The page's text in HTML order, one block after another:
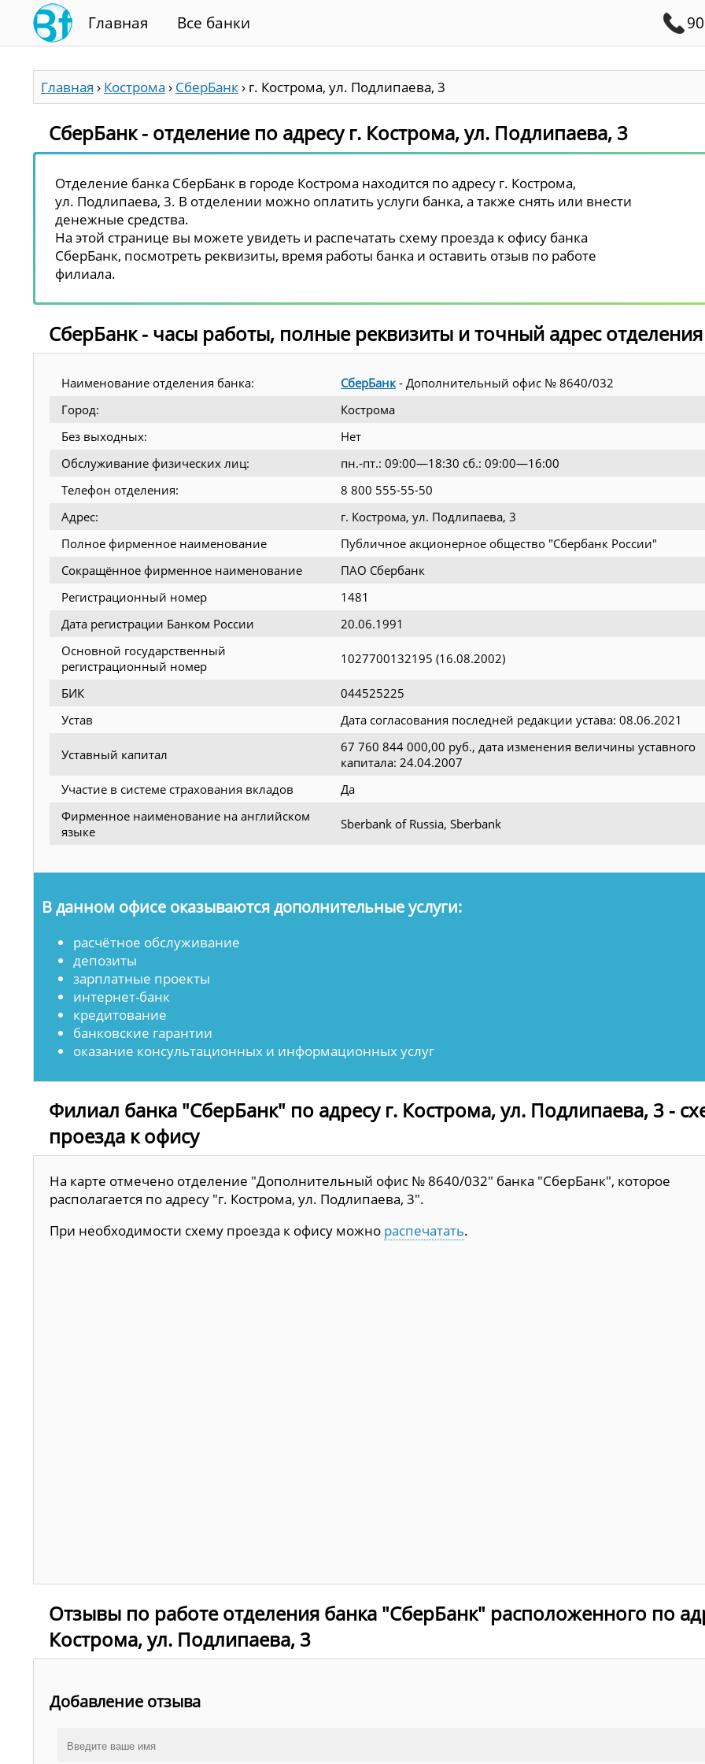
Главная Все банки
Главная › Кострома › СберБанк› г. Кострома, ул. Подлипаева, 3
СберБанк - отделение по адресу г. Кострома, ул. Подлипаева, 3
Отделение банка СберБанк в городе Кострома находится по адресу г. Кострома,
ул. Подлипаева, 3. В отделении можно оплатить услуги банка, а также снять или внести
денежные средства.
На этой странице вы можете увидеть и распечатать схему проезда к офису банка
СберБанк, посмотреть реквизиты, время работы банка и оставить отзыв по работе
филиала.
СберБанк - часы работы, полные реквизиты и точный адрес отделения
Наименование отделения банка: СберБанк - Дополнительный офис № 8640/032
Город:
Кострома
Без выходных:
Нет
Обслуживание физических лиц:
пн.-пт.: 09:00—18:30 сб.: 09:00—16:00
Телефон отделения:
8 800 555-55-50
Адрес:
г. Кострома, ул. Подлипаева, 3
Полное фирменное наименование
Публичное акционерное общество "Сбербанк России"
Сокращённое фирменное наименование
ПАО Сбербанк
Регистрационный номер
1481
Дата регистрации Банком России
20.06.1991
Основной государственный
регистрационный номер
1027700132195 (16.08.2002)
БИК
044525225
Устав
Дата согласования последней редакции устава: 08.06.2021
Уставный капитал
67 760 844 000,00 руб., дата изменения величины уставного
капитала: 24.04.2007
Участие в системе страхования вкладов
Да
Фирменное наименование на английском
языке
Sberbank of Russia, Sberbank
В данном офисе оказываются дополнительные услуги:
расчётное обслуживание
депозиты
зарплатные проекты
интернет-банк
кредитование
банковские гарантии
оказание консультационных и информационных услуг
Филиал банка "СберБанк" по адресу г. Кострома, ул. Подлипаева, 3 -
проезда к офису
На карте отмечено отделение "Дополнительный офис № 8640/032" банка "СберБанк", которое
располагается по адресу "г. Кострома, ул. Подлипаева, 3".
При необходимости схему проезда к офису можно распечатать.
Отзывы по работе отделения банка "СберБанк" расположенного по
Кострома, ул. Подлипаева, 3
Добавление отзыва